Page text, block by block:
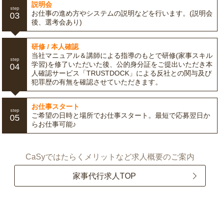
step
03
説明会
お仕事の進め方やシステムの説明などを行います。(説明会
後、選考会あり)
step
04
研修 / 本人確認
当社マニュアル＆講師による指導のもとで研修(家事スキル
学習)を修了いただいた後、公的身分証をご提出いただき本
人確認サービス「TRUSTDOCK」による反社との関与及び
犯罪歴の有無を確認させていただきます。
step
05
お仕事スタート
ご希望の日時と場所でお仕事スタート。最短で応募翌日か
らお仕事可能♪
CaSyではたらくメリットなど求人概要のご案内
家事代行求人TOP